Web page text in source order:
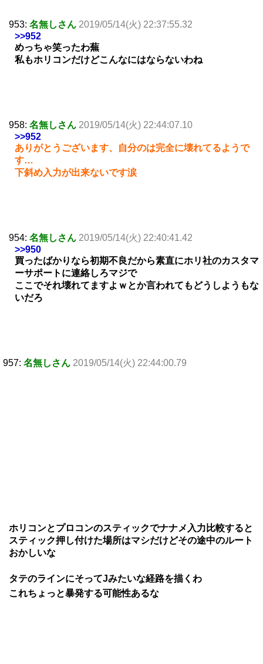
953: 名無しさん 2019/05/14(火) 22:37:55.32
>>952
めっちゃ笑ったわ蕪
私もホリコンだけどこんなにはならないわね
958: 名無しさん 2019/05/14(火) 22:44:07.10
>>952
ありがとうございます、自分のは完全に壊れてるようで
す…
下斜め入力が出来ないです涙
954: 名無しさん 2019/05/14(火) 22:40:41.42
>>950
買ったばかりなら初期不良だから素直にホリ社のカスタマ
ーサポートに連絡しろマジで
ここでそれ壊れてますよｗとか言われてもどうしようもな
いだろ
957: 名無しさん 2019/05/14(火) 22:44:00.79
ホリコンとプロコンのスティックでナナメ入力比較すると
スティック押し付けた場所はマシだけどその途中のルート
おかしいな
タテのラインにそってJみたいな経路を描くわ
これちょっと暴発する可能性あるな